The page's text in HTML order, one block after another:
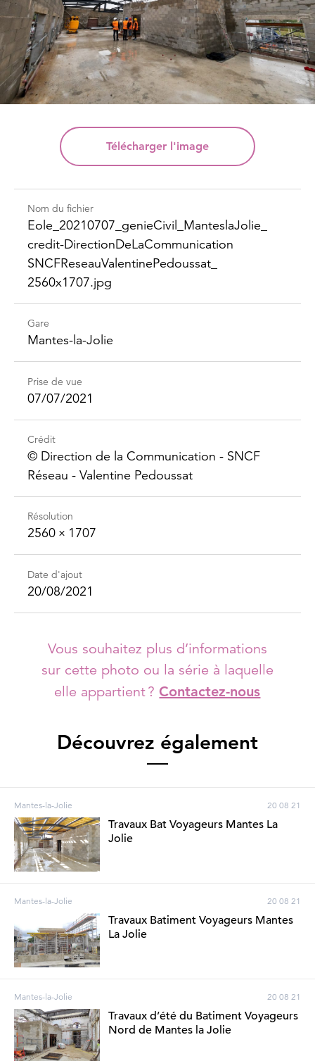
Télécharger l'image
Nom du fichier
Eole_​20210707_​genie​Civil_​Mantesla​Jolie_​
credit-​Direction​DeLaCommunication​
SNCFReseau​Valentine​Pedoussat_​
2560x1707.jpg
Gare
Mantes-la-Jolie
Prise de vue
07/07/2021
Crédit
©️ Direction de la Communication - SNCF
Réseau - Valentine Pedoussat
Résolution
2560 × 1707
Date d'ajout
20/08/2021
Vous souhaitez plus d’informations
sur cette photo ou la série à laquelle
elle appartient ? Contactez-nous
Découvrez également
Mantes-la-Jolie 20 08 21
Travaux Bat Voyageurs Mantes La
Jolie
Mantes-la-Jolie 20 08 21
Travaux Batiment Voyageurs Mantes
La Jolie
Mantes-la-Jolie 20 08 21
Travaux d’été du Batiment Voyageurs
Nord de Mantes la Jolie